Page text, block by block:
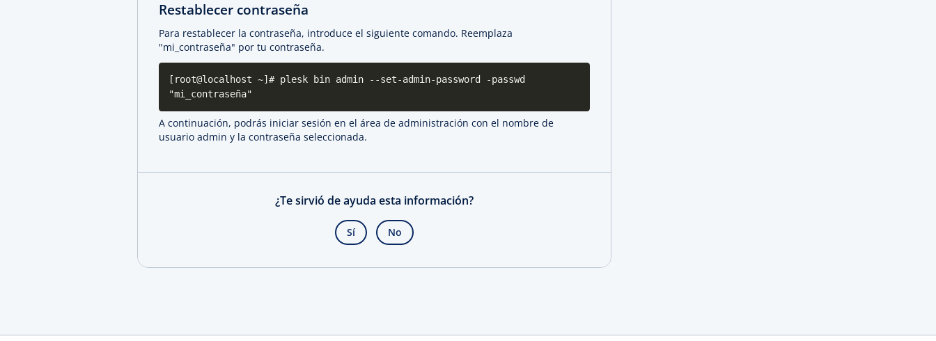
Restablecer contraseña
Para restablecer la contraseña, introduce el siguiente comando. Reemplaza
"mi_contraseña" por tu contraseña.
[root@localhost ~]# plesk bin admin --set-admin-password -passwd
"mi_contraseña"
A continuación, podrás iniciar sesión en el área de administración con el nombre de
usuario admin y la contraseña seleccionada.
¿Te sirvió de ayuda esta información?
Sí No